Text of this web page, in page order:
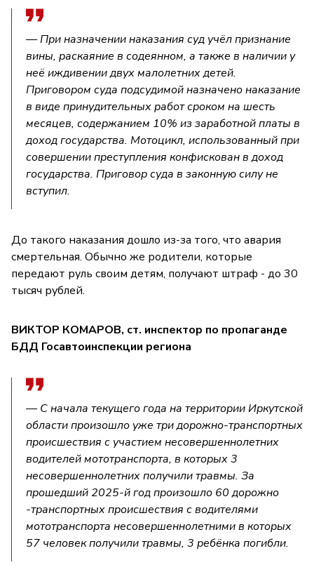
— При назначении наказания суд учёл признание
вины, раскаяние в содеянном, а также в наличии у
неё иждивении двух малолетних детей.
Приговором суда подсудимой назначено наказание
в виде принудительных работ сроком на шесть
месяцев, содержанием 10% из заработной платы в
доход государства. Мотоцикл, использованный при
совершении преступления конфискован в доход
государства. Приговор суда в законную силу не
вступил.
До такого наказания дошло из-за того, что авария
смертельная. Обычно же родители, которые
передают руль своим детям, получают штраф - до 30
тысяч рублей.
ВИКТОР КОМАРОВ, ст. инспектор по пропаганде
БДД Госавтоинспекции региона
— С начала текущего года на территории Иркутской
области произошло уже три дорожно-транспортных
происшествия с участием несовершеннолетних
водителей мототранспорта, в которых 3
несовершеннолетних получили травмы. За
прошедший 2025-й год произошло 60 дорожно
-транспортных происшествия с водителями
мототранспорта несовершеннолетними в которых
57 человек получили травмы, 3 ребёнка погибли.